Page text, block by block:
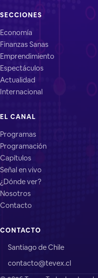
SECCIONES
Economía
Finanzas Sanas
Emprendimiento
Espectáculos
Actualidad
Internacional
EL CANAL
Programas
Programación
Capítulos
Señal en vivo
¿Dónde ver?
Nosotros
Contacto
CONTACTO
Santiago de Chile
contacto@tevex.cl